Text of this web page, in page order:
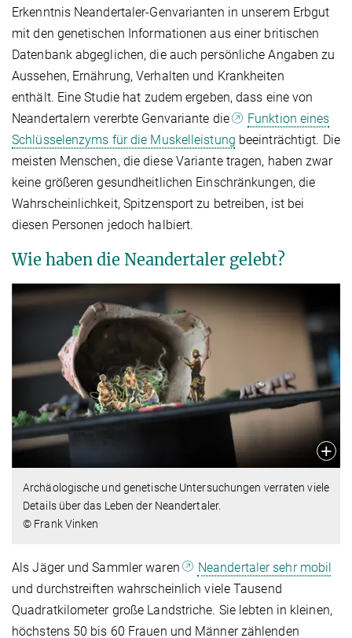
Erkenntnis Neandertaler-Genvarianten in unserem Erbgut
mit den genetischen Informationen aus einer britischen
Datenbank abgeglichen, die auch persönliche Angaben zu
Aussehen, Ernährung, Verhalten und Krankheiten
enthält. Eine Studie hat zudem ergeben, dass eine von
Neandertalern vererbte Genvariante die
Funktion eines
Schlüsselenzyms für die Muskelleistung beeinträchtigt. Die
meisten Menschen, die diese Variante tragen, haben zwar
keine größeren gesundheitlichen Einschränkungen, die
Wahrscheinlichkeit, Spitzensport zu betreiben, ist bei
diesen Personen jedoch halbiert.
Wie haben die Neandertaler gelebt?
Archäologische und genetische Untersuchungen verraten viele
Details über das Leben der Neandertaler.
© Frank Vinken
Als Jäger und Sammler waren
Neandertaler sehr mobil
und durchstreiften wahrscheinlich viele Tausend
Quadratkilometer große Landstriche. Sie lebten in kleinen,
höchstens 50 bis 60 Frauen und Männer zählenden